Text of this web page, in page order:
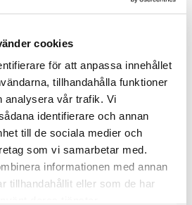
cookies
för att anpassa innehållet
tillhandahålla funktioner
analysera vår trafik. Vi
identifierare och annan
till de sociala medier och
som vi samarbetar med.
informationen med annan
tillhandahållit eller som de har
din vattenmätarställning